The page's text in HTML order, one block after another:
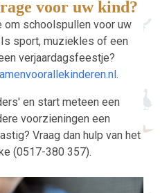
voor uw kind?
om schoolspullen voor uw
sport, muziekles of een
verjaardagsfeestje?
.
en start meteen een
voorzieningen een
Vraag dan hulp van het
(0517-380 357).